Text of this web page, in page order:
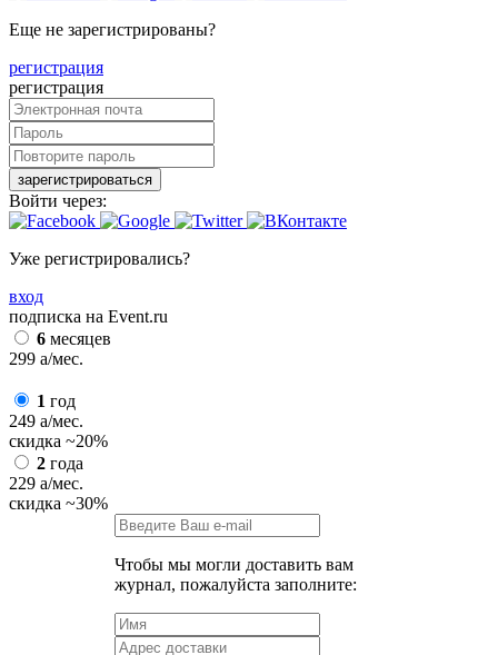
Еще не зарегистрированы?
регистрация
регистрация
зарегистрироваться
Войти через:
Уже регистрировались?
вход
подписка на Event.ru
6 месяцев
299 a/мес.
1 год
249 a/мес.
скидка ~20%
2 года
229 a/мес.
скидка ~30%
Чтобы мы могли доставить вам
журнал, пожалуйста заполните: